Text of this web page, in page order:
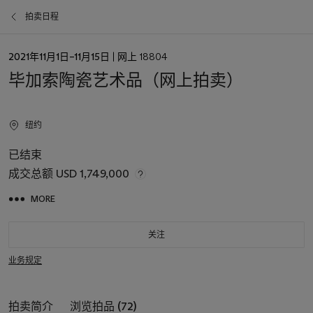
拍卖日程
日
2021年11月1日–11月15日 | 网上 18804
毕加索陶瓷艺术品（网上拍卖）
纽约
已结束
成交总额 USD 1,749,000
MORE
关注
业务规定
拍卖简介 浏览拍品 (72)